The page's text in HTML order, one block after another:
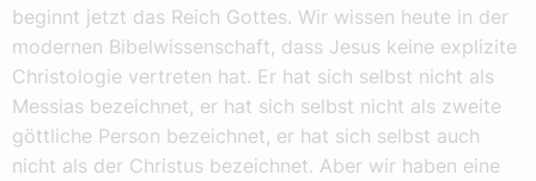
beginnt jetzt das Reich Gottes. Wir wissen heute in der
modernen Bibelwissenschaft, dass Jesus keine explizite
Christologie vertreten hat. Er hat sich selbst nicht als
Messias bezeichnet, er hat sich selbst nicht als zweite
göttliche Person bezeichnet, er hat sich selbst auch
nicht als der Christus bezeichnet. Aber wir haben eine